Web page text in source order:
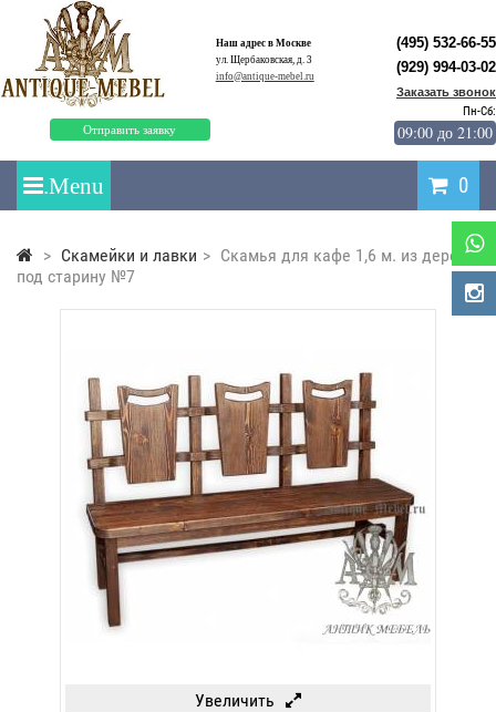
Наш адрес в Москве
ул. Щербаковская, д. 3
info@antique-mebel.ru
Отправить заявку
(495) 532-66-55
(929) 994-03-02
Заказать звонок
Пн-Сб:
09:00 до 21:00
0
> Скамейки и лавки > Скамья для кафе 1,6 м. из дерева
под старину №7
Увеличить